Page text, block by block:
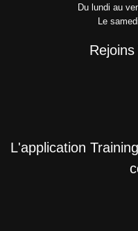
Du lundi au
Le
L'application